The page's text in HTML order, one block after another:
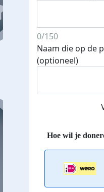
0/150
Naam die op de
(optioneel)